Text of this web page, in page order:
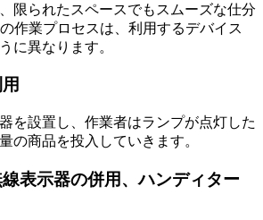
限られたスペースでもスムーズな仕分
作業プロセスは、利用するデバイス
に異なります。
を設置し、作業者はランプが点灯した
の商品を投入していきます。
表示器の併用、ハンディター